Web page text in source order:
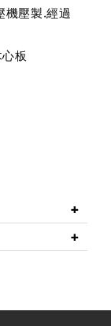
機壓製.經過
板